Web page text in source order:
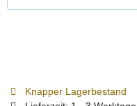
Knapper Lagerbestand